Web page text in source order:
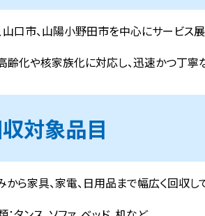
山口市、山陽小野田市を中心にサービス
齢化や核家族化に対応し、迅速かつ丁寧
対象品目
から家具、家電、日用品まで幅広く回収